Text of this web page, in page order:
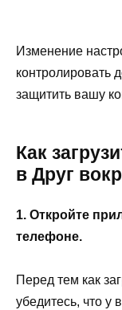
Изменение
контролировать
защитить вашу
Как
в Друг
1. Откройте
телефоне.
Перед тем как
убедитесь, что у